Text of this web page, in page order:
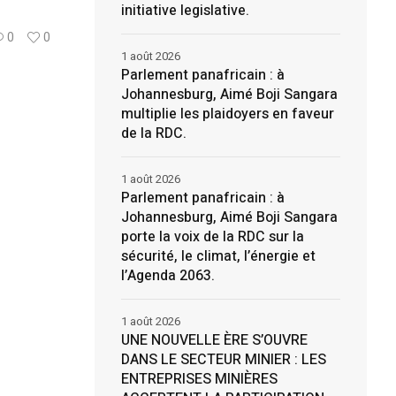
0 0
initiative legislative.
Parlement panafricain : à
Johannesburg, Aimé Boji Sangara
multiplie les plaidoyers en faveur
de la RDC.
1 août 2026
Parlement panafricain : à
Johannesburg, Aimé Boji Sangara
porte la voix de la RDC sur la
sécurité, le climat, l’énergie et
l’Agenda 2063.
1 août 2026
UNE NOUVELLE ÈRE S’OUVRE
DANS LE SECTEUR MINIER : LES
ENTREPRISES MINIÈRES
1 août 2026